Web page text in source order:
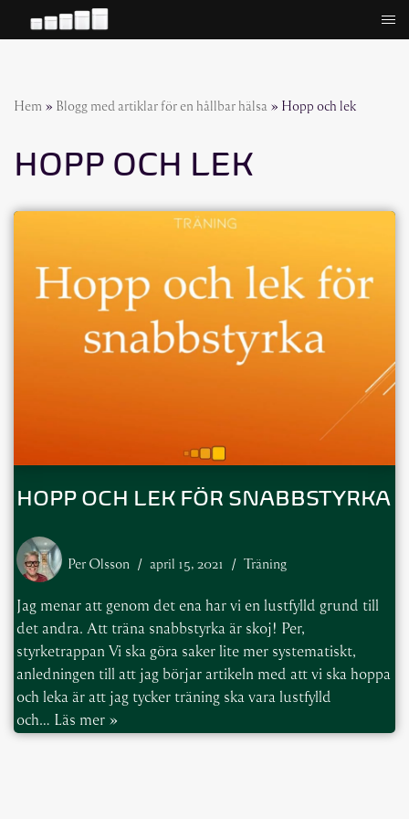
Hem » Blogg med artiklar för en hållbar hälsa » Hopp och lek
HOPP OCH LEK
HOPP OCH LEK FÖR SNABBSTYRKA
Per Olsson april 15, 2021 Träning
Jag menar att genom det ena har vi en lustfylld grund till
det andra. Att träna snabbstyrka är skoj! Per,
styrketrappan Vi ska göra saker lite mer systematiskt,
anledningen till att jag börjar artikeln med att vi ska hoppa
och leka är att jag tycker träning ska vara lustfylld
och… Läs mer »